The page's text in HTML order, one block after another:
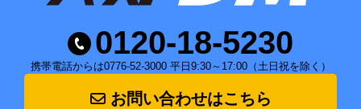
0120-18-5230
携帯電話からは0776-52-3000 平日9:30～17:00（土日祝を除く）
お問い合わせはこちら